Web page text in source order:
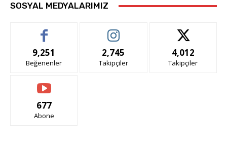
SOSYAL MEDYALARIMIZ
9,251
Beğenenler
2,745
Takipçiler
4,012
Takipçiler
677
Abone